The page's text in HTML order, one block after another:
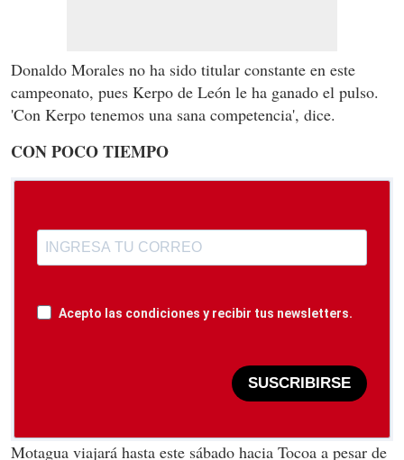
Donaldo Morales no ha sido titular constante en este
campeonato, pues Kerpo de León le ha ganado el pulso.
'Con Kerpo tenemos una sana competencia', dice.
CON POCO TIEMPO
Acepto las condiciones y recibir tus newsletters.
SUSCRIBIRSE
Motagua viajará hasta este sábado hacia Tocoa a pesar de